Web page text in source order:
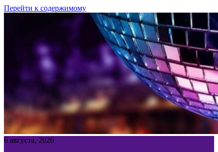
Перейти к содержимому
6 августа, 2026